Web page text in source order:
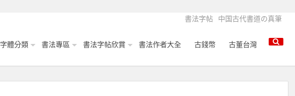
書法字帖 中国古代書道の真筆
字體分類 書法專區 書法字帖欣賞 書法作者大全 古錢幣 古董台灣